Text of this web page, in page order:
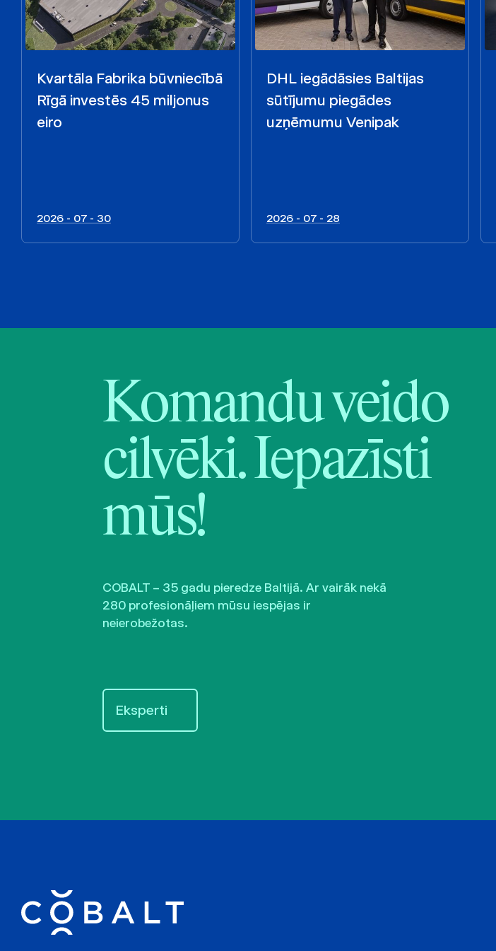
Kvartāla Fabrika būvniecībā
Rīgā investēs 45 miljonus
eiro
2026 - 07 - 30
DHL iegādāsies Baltijas
sūtījumu piegādes
uzņēmumu Venipak
2026 - 07 - 28
Komandu veido
cilvēki. Iepazīsti
mūs!
COBALT – 35 gadu pieredze Baltijā. Ar vairāk nekā
280 profesionāļiem mūsu iespējas ir
neierobežotas.
Eksperti